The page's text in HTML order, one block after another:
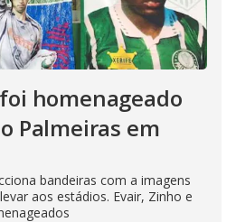
homenageado
Palmeiras em
bandeiras com a imagens
aos estádios. Evair, Zinho e